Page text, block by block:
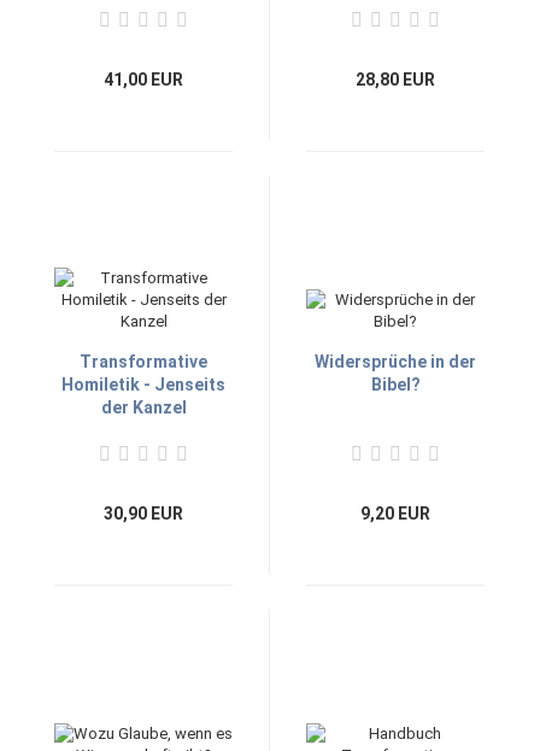
41,00 EUR 28,80 EUR
Transformative
Homiletik - Jenseits
der Kanzel
30,90 EUR
Widersprüche in der
Bibel?
9,20 EUR